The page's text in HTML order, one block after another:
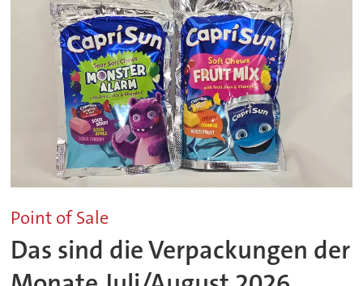
Point of Sale
Das sind die Verpackungen der